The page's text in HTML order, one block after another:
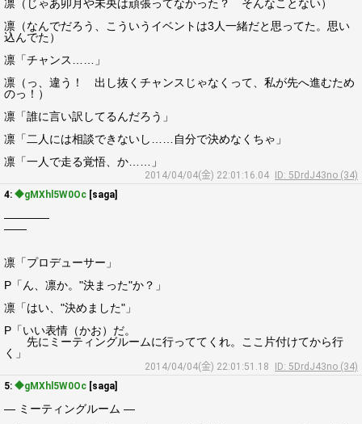
凛（じゃあ卯月や未央は頑張ってなかった？ そんなことない）
凛（なんでだろう、こういうイベントは3人一緒だと思ってた。思い
込んでた）
凛「チャンス……」
凛（っ、違う！ 出し抜くチャンスじゃなくって、私が先へ進むため
のっ！）
凛「誰に言い訳してるんだろう」
凛「二人には相談できないし……自分で決めなくちゃ」
凛「一人で走る覚悟、か……」
2014/04/04(金) 22:01:16.04
ID: 5DrdJ43no (34)
4: ◆gMXhl5W0Oc [saga]
――――
――
凛「プロデューサー」
P「ん、凛か。"決まった"か？」
凛「はい、"決めました"」
P「いい表情（かお）だ。
先にミーティングルームに行っててくれ。ここ片付けてから行
く」
2014/04/04(金) 22:01:51.18
ID: 5DrdJ43no (34)
5: ◆gMXhl5W0Oc [saga]
― ミーティングルーム ―